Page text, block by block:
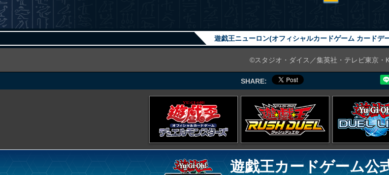
遊戯王ニューロン(オフィシャルカードゲーム カードデ
©スタジオ・ダイス／集英社・テレビ東京・
SHARE:
遊戯王カードゲーム公